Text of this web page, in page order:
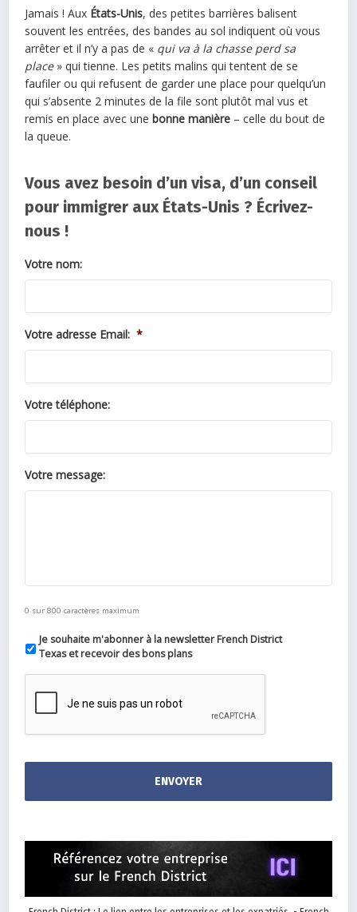
Jamais ! Aux États-Unis, des petites barrières balisent
souvent les entrées, des bandes au sol indiquent où vous
arrêter et il n’y a pas de « qui va à la chasse perd sa
place » qui tienne. Les petits malins qui tentent de se
faufiler ou qui refusent de garder une place pour quelqu’un
qui s’absente 2 minutes de la file sont plutôt mal vus et
remis en place avec unebonne manière – celle du bout de
la queue.
Vous avez besoin d’un visa, d’un conseil
pour immigrer aux États-Unis ? Écrivez-
nous !
Votre nom:
Votre adresse Email: *
Votre téléphone:
Votre message:
0 sur 800 caractères maximum
Je souhaite m'abonner à la newsletter French District
Texas et recevoir des bons plans